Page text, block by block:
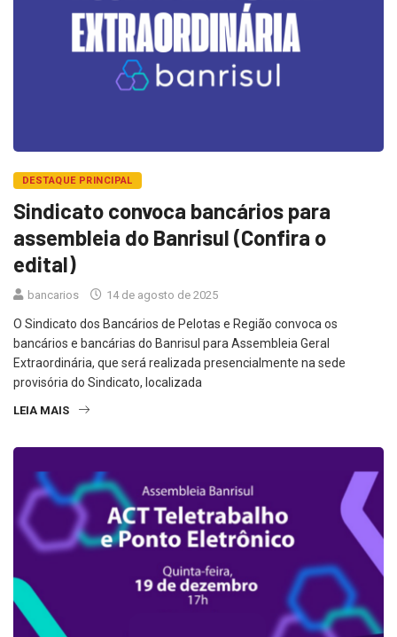
DESTAQUE PRINCIPAL
Sindicato convoca bancários para
assembleia do Banrisul (Confira o
edital)
bancarios 14 de agosto de 2025
O Sindicato dos Bancários de Pelotas e Região convoca os
bancários e bancárias do Banrisul para Assembleia Geral
Extraordinária, que será realizada presencialmente na sede
provisória do Sindicato, localizada
LEIA MAIS